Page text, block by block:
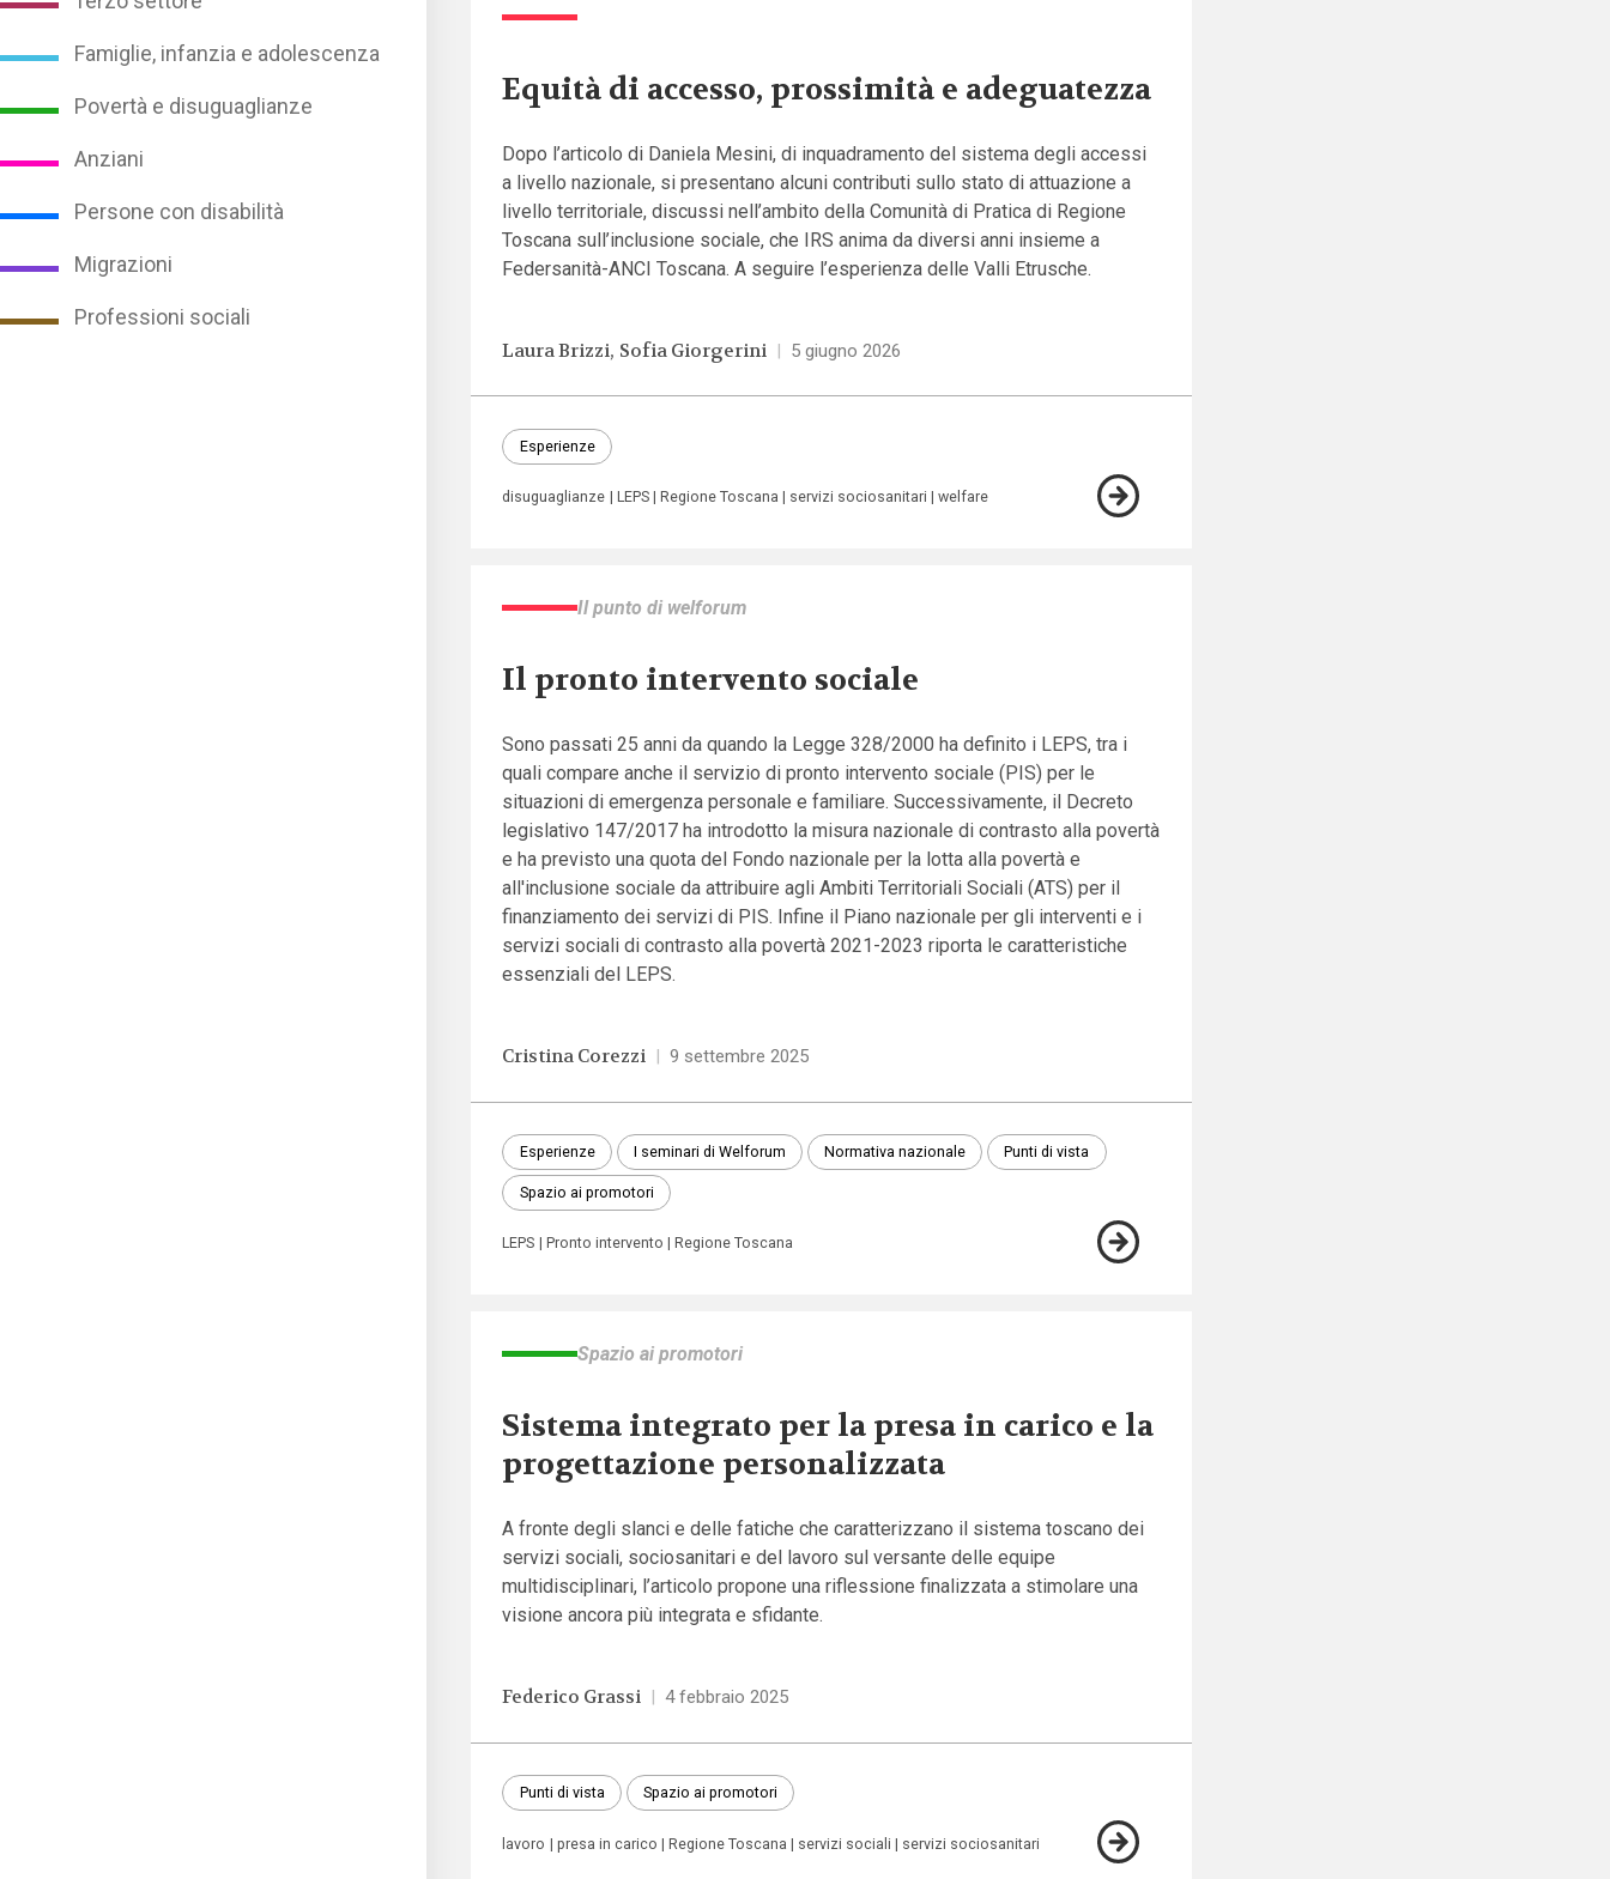
Famiglie, infanzia e adolescenza
Povertà e disuguaglianze
Anziani
Persone con disabilità
Migrazioni
Professioni sociali
Equità di accesso, prossimità e adeguatezza
Dopo l’articolo di Daniela Mesini, di inquadramento del sistema degli accessi
a livello nazionale, si presentano alcuni contributi sullo stato di attuazione a
livello territoriale, discussi nell’ambito della Comunità di Pratica di Regione
Toscana sull’inclusione sociale, che IRS anima da diversi anni insieme a
Federsanità-ANCI Toscana. A seguire l’esperienza delle Valli Etrusche.
Laura Brizzi Sofia Giorgerini | 5 giugno 2026
Esperienze
disuguaglianze LEPS Regione Toscana servizi sociosanitari welfare
Il punto di welforum
Il pronto intervento sociale
Sono passati 25 anni da quando la Legge 328/2000 ha definito i LEPS, tra i
quali compare anche il servizio di pronto intervento sociale (PIS) per le
situazioni di emergenza personale e familiare. Successivamente, il Decreto
legislativo 147/2017 ha introdotto la misura nazionale di contrasto alla povertà
e ha previsto una quota del Fondo nazionale per la lotta alla povertà e
all'inclusione sociale da attribuire agli Ambiti Territoriali Sociali (ATS) per il
finanziamento dei servizi di PIS. Infine il Piano nazionale per gli interventi e i
servizi sociali di contrasto alla povertà 2021-2023 riporta le caratteristiche
essenziali del LEPS.
Cristina Corezzi | 9 settembre 2025
Esperienze I seminari di Welforum Normativa nazionale Punti di vista
Spazio ai promotori
LEPS Pronto intervento Regione Toscana
Spazio ai promotori
Sistema integrato per la presa in carico e la
progettazione personalizzata
A fronte degli slanci e delle fatiche che caratterizzano il sistema toscano dei
servizi sociali, sociosanitari e del lavoro sul versante delle equipe
multidisciplinari, l’articolo propone una riflessione finalizzata a stimolare una
visione ancora più integrata e sfidante.
Federico Grassi | 4 febbraio 2025
Punti di vista Spazio ai promotori
lavoro presa in carico Regione Toscana servizi sociali servizi sociosanitari